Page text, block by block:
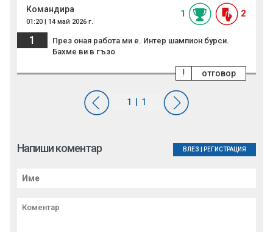
Командира
01:20 | 14 май 2026 г.
1 2
1
През оная работа ми е. Интер шампион бурси.
Бахме ви в гъзо
отговор
!
Напиши коментар ВЛЕЗ РЕГИСТРАЦИЯ